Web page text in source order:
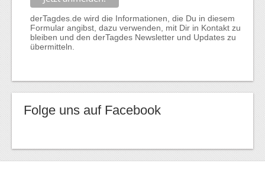
derTagdes.de wird die Informationen, die Du in diesem
Formular angibst, dazu verwenden, mit Dir in Kontakt zu
bleiben und den derTagdes Newsletter und Updates zu
übermitteln.
Folge uns auf Facebook